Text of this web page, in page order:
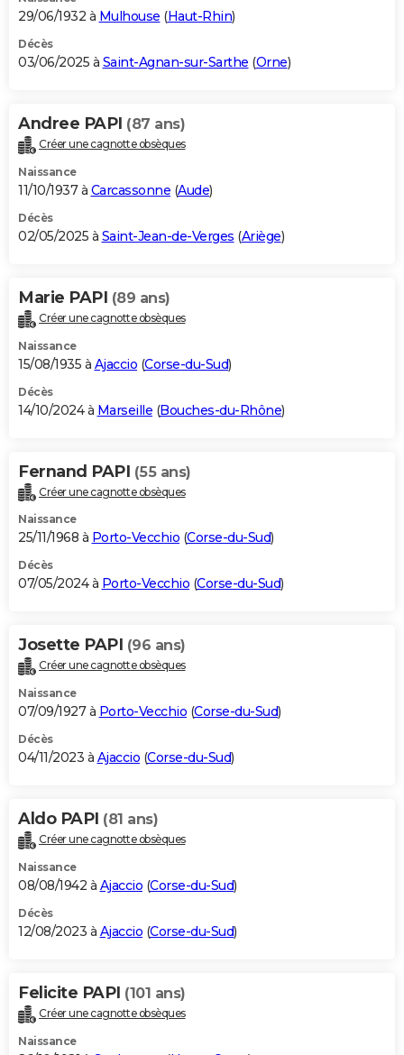
29/06/1932 à Mulhouse (Haut-Rhin)
Décès
03/06/2025 à Saint-Agnan-sur-Sarthe (Orne)
Andree PAPI (87 ans)
Créer une cagnotte obsèques
Naissance
11/10/1937 à Carcassonne (Aude)
Décès
02/05/2025 à Saint-Jean-de-Verges (Ariège)
Marie PAPI (89 ans)
Créer une cagnotte obsèques
Naissance
15/08/1935 à Ajaccio (Corse-du-Sud)
Décès
14/10/2024 à Marseille (Bouches-du-Rhône)
Fernand PAPI (55 ans)
Créer une cagnotte obsèques
Naissance
25/11/1968 à Porto-Vecchio (Corse-du-Sud)
Décès
07/05/2024 à Porto-Vecchio (Corse-du-Sud)
Josette PAPI (96 ans)
Créer une cagnotte obsèques
Naissance
07/09/1927 à Porto-Vecchio (Corse-du-Sud)
Décès
04/11/2023 à Ajaccio (Corse-du-Sud)
Aldo PAPI (81 ans)
Créer une cagnotte obsèques
Naissance
08/08/1942 à Ajaccio (Corse-du-Sud)
Décès
12/08/2023 à Ajaccio (Corse-du-Sud)
Felicite PAPI (101 ans)
Créer une cagnotte obsèques
Naissance